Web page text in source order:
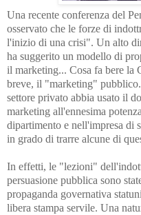
Una recente conferenza del
osservato che le forze di
l'inizio di una crisi". Un alto
ha suggerito un modello di
il marketing... Cosa fa bere la
breve, il "marketing"
settore privato abbia usato il
marketing all'ennesima
dipartimento e nell'impresa di
in grado di trarre alcune di
In effetti, le "lezioni"
persuasione pubblica sono
propaganda governativa
libera stampa servile. Una